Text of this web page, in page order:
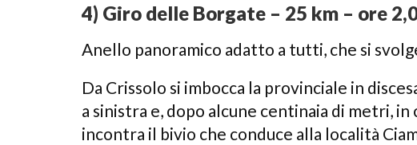
4) Giro delle Borgate – 25 km – ore
Anello panoramico adatto a tutti, che si
Da Crissolo si imbocca la provinciale in
a sinistra e, dopo alcune centinaia di metri,
incontra il bivio che conduce alla località